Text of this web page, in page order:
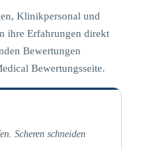
Klinikpersonal und
ihre Erfahrungen direkt
Bewertungen
Bewertungsseite.
Scheren schneiden